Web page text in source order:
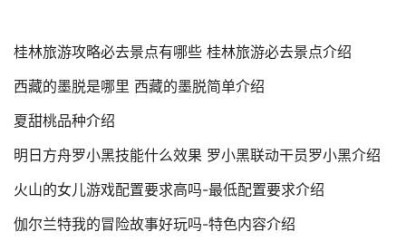
桂林旅游攻略必去景点有哪些 桂林旅游必去景点介绍
西藏的墨脱是哪里 西藏的墨脱简单介绍
夏甜桃品种介绍
明日方舟罗小黑技能什么效果 罗小黑联动干员罗小黑介绍
火山的女儿游戏配置要求高吗-最低配置要求介绍
伽尔兰特我的冒险故事好玩吗-特色内容介绍